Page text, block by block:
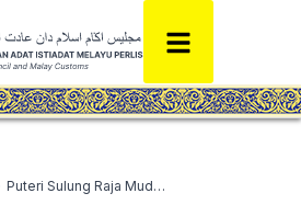
Puteri Sulung Raja Muda Perlis Rasmi ATEX Malaysia 2026 di MITEC